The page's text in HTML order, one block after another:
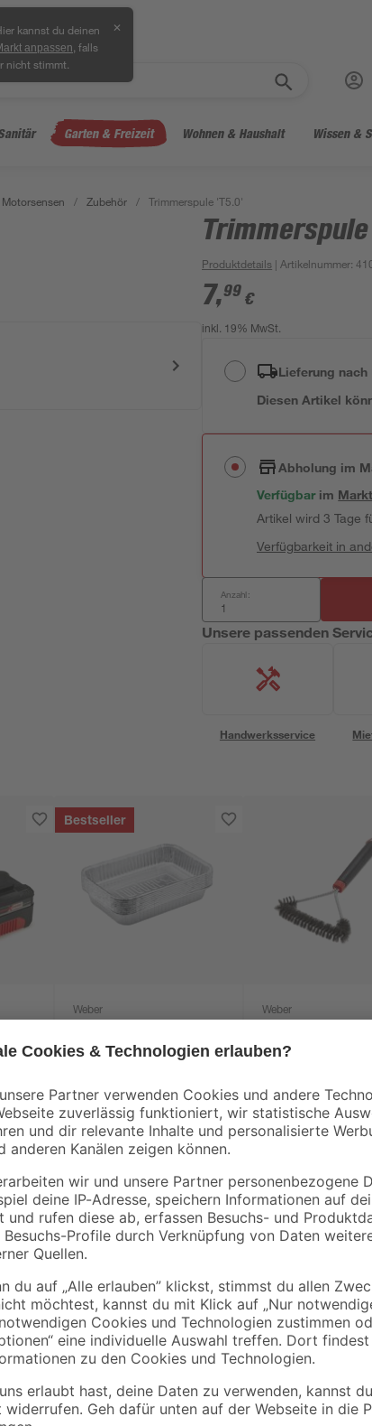
kannst du deinen
anpassen , falls
nicht stimmt.
✕
Garten & Freizeit Wohnen & Haushalt Wissen &
/ Zubehör / Trimmerspule 'T5.0'
Produktdetails | Artikelnummer:
7,99 €
inkl. 19% MwSt.
Lieferung nach
Diesen Artikel
Abholung im
Verfügbar im
Artikel wird 3 Tage
Verfügbarkeit in
Anzahl:
Unsere passenden
Handwerksservice
2
Bestseller
Weber
x 15,2 cm 10 Stück
4, €
Weber
30 cm
15, €